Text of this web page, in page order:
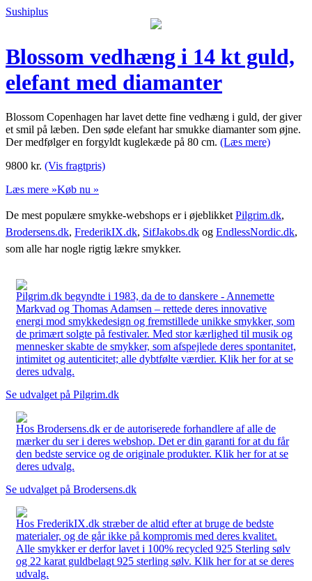
Sushiplus
Blossom vedhæng i 14 kt guld,
elefant med diamanter
Blossom Copenhagen har lavet dette fine vedhæng i guld, der giver
et smil på læben. Den søde elefant har smukke diamanter som øjne.
Der medfølger en forgyldt kuglekæde på 80 cm. (Læs mere)
9800 kr. (Vis fragtpris)
Læs mere »Køb nu »
De mest populære smykke-webshops er i øjeblikket Pilgrim.dk,
Brodersens.dk, FrederikIX.dk, SifJakobs.dk og EndlessNordic.dk,
som alle har nogle rigtig lækre smykker.
Pilgrim.dk begyndte i 1983, da de to danskere - Annemette
Markvad og Thomas Adamsen – rettede deres innovative
energi mod smykkedesign og fremstillede unikke smykker, som
de primært solgte på festivaler. Med stor kærlighed til musik og
mennesker skabte de smykker, som afspejlede deres spontanitet,
intimitet og autenticitet; alle dybtfølte værdier. Klik her for at se
deres udvalg.
Se udvalget på Pilgrim.dk
Hos Brodersens.dk er de autoriserede forhandlere af alle de
mærker du ser i deres webshop. Det er din garanti for at du får
den bedste service og de originale produkter. Klik her for at se
deres udvalg.
Se udvalget på Brodersens.dk
Hos FrederikIX.dk stræber de altid efter at bruge de bedste
materialer, og de går ikke på kompromis med deres kvalitet.
Alle smykker er derfor lavet i 100% recycled 925 Sterling sølv
og 22 karat guldbelagt 925 sterling sølv. Klik her for at se deres
udvalg.